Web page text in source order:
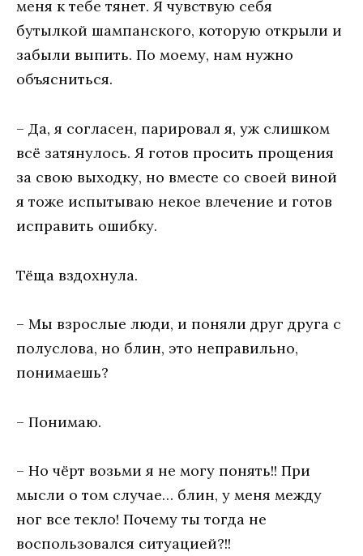
меня к тебе тянет. Я чувствую себя
бутылкой шампанского, которую открыли и
забыли выпить. По моему, нам нужно
объясниться.
– Да, я согласен, парировал я, уж слишком
всё затянулось. Я готов просить прощения
за свою выходку, но вместе со своей виной
я тоже испытываю некое влечение и готов
исправить ошибку.
Тёща вздохнула.
– Мы взрослые люди, и поняли друг друга с
полуслова, но блин, это неправильно,
понимаешь?
– Понимаю.
– Но чёрт возьми я не могу понять!! При
мысли о том случае… блин, у меня между
ног все текло! Почему ты тогда не
воспользовался ситуацией?!!